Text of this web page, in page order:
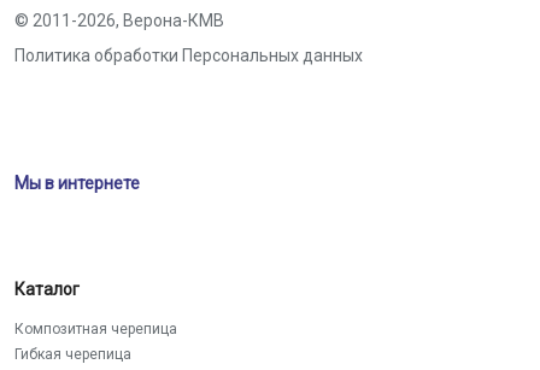
© 2011-2026, Верона-КМВ
Политика обработки Персональных данных
Мы в интернете
Каталог
Композитная черепица
Гибкая черепица